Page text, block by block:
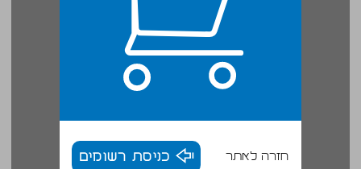
חזרה לאתר כניסת רשומים